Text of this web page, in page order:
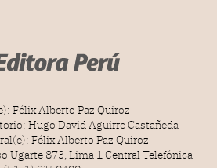
Félix Alberto Paz Quiroz
Hugo David Aguirre Castañeda
Félix Alberto Paz Quiroz
Ugarte 873, Lima 1 Central Telefónica